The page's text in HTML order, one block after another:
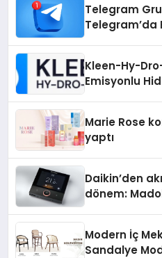
Telegram
Telegram’da
Kleen-Hy-
Emisyonlu
Marie Rose
yaptı
Daikin’den
dönem:
Modern İç
Sandalye